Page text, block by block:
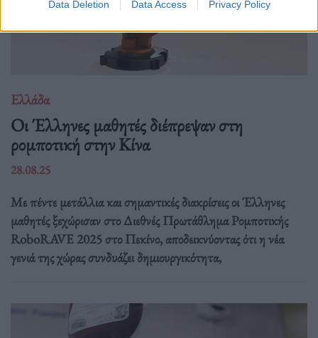
Data Deletion Data Access Privacy Policy
Ελλάδα
Οι Έλληνες μαθητές διέπρεψαν στη
ρομποτική στην Κίνα
28.08.25
Με πέντε μετάλλια και σημαντικές διακρίσεις οι Έλληνες
μαθητές ξεχώρισαν στο Διεθνές Πρωτάθλημα Ρομποτικής
RoboRAVE 2025 στο Πεκίνο, αποδεικνύοντας ότι η νέα
γενιά της χώρας συνδυάζει δημιουργικότητα,